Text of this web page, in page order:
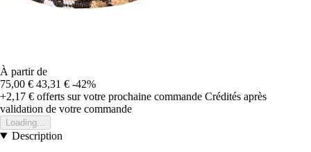
À partir de
75,00 € 43,31 € -42%
+2,17 € offerts sur votre prochaine commande Crédités après
validation de votre commande
Loading...
Description